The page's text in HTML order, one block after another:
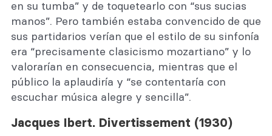
en su tumba” y de toquetearlo con “sus sucias
manos”. Pero también estaba convencido de que
sus partidarios verían que el estilo de su sinfonía
era “precisamente clasicismo mozartiano” y lo
valorarían en consecuencia, mientras que el
público la aplaudiría y “se contentaría con
escuchar música alegre y sencilla”.
Jacques Ibert. Divertissement (1930)